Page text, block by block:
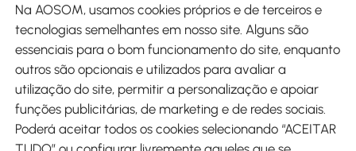
Métodos de pagamento
Envio
Na AOSOM, usamos cookies próprios e de terceiros e
tecnologias semelhantes em nosso site. Alguns são
essenciais para o bom funcionamento do site, enquanto
outros são opcionais e utilizados para avaliar a
utilização do site, permitir a personalização e apoiar
funções publicitárias, de marketing e de redes sociais.
Poderá aceitar todos os cookies selecionando “ACEITAR